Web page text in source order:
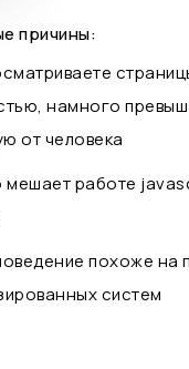
причины:
намного
от человека
мешает работе
похоже на
систем